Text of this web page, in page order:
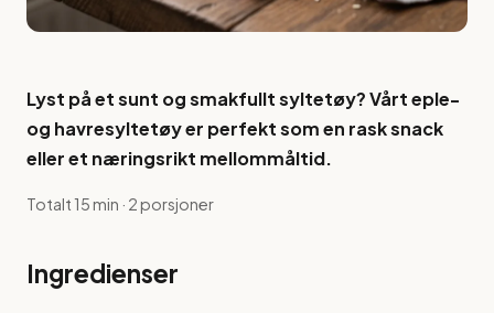
Lyst på et sunt og smakfullt syltetøy? Vårt eple-
og havresyltetøy er perfekt som en rask snack
eller et næringsrikt mellommåltid.
Totalt 15 min · 2 porsjoner
Ingredienser